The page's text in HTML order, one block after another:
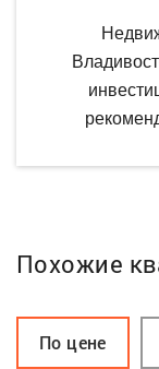
Похожие
По цене